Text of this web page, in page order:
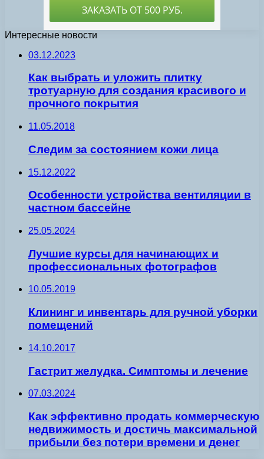
Интересные новости
03.12.2023
Как выбрать и уложить плитку
тротуарную для создания красивого и
прочного покрытия
11.05.2018
Следим за состоянием кожи лица
15.12.2022
Особенности устройства вентиляции в
частном бассейне
25.05.2024
Лучшие курсы для начинающих и
профессиональных фотографов
10.05.2019
Клининг и инвентарь для ручной уборки
помещений
14.10.2017
Гастрит желудка. Симптомы и лечение
07.03.2024
Как эффективно продать коммерческую
недвижимость и достичь максимальной
прибыли без потери времени и денег